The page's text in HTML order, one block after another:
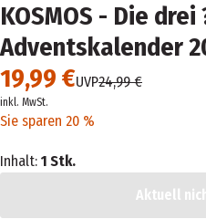
KOSMOS - Die drei
Adventskalender
19,99 €UVP24,99 €
inkl. MwSt.
Sie sparen 20 %
Inhalt: 1 Stk.
Aktuell